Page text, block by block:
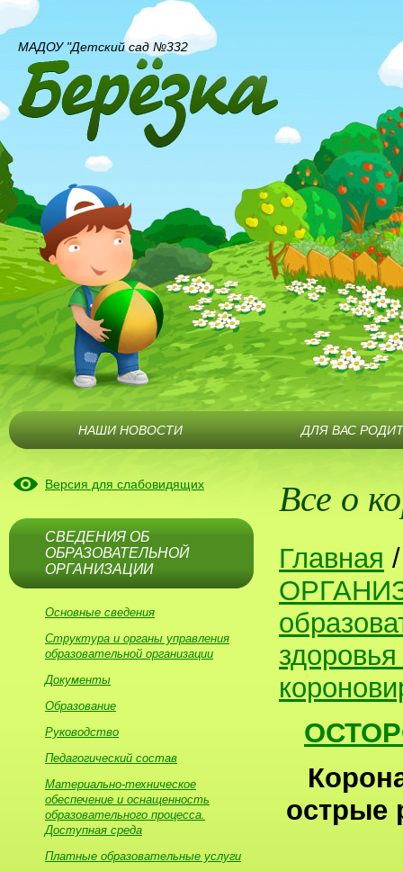
Версия для слабовидящих
СВЕДЕНИЯ ОБ
ОБРАЗОВАТЕЛЬНОЙ
ОРГАНИЗАЦИИ
Основные сведения
Структура и органы управления
образовательной организации
Документы
Образование
Руководство
Педагогический состав
Материально-техническое
обеспечение и оснащенность
образовательного процесса.
Доступная среда
Платные образовательные услуги
Все о
Главная
острые
МАДОУ "Детский сад №332
НАШИ НОВОСТИ ДЛЯ ВАС